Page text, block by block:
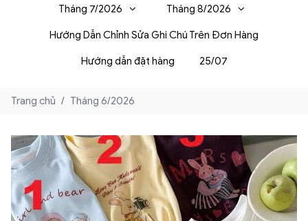
Tháng 7/2026 Tháng 8/2026
Hướng Dẫn Chỉnh Sửa Ghi Chú Trên Đơn Hàng
Hướng dẫn đặt hàng 25/07
Trang chủ / Tháng 6/2026